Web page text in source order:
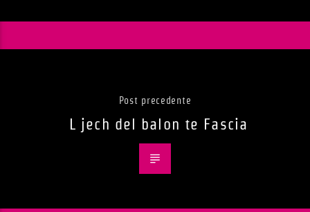
Post precedente
L jech del balon te Fascia